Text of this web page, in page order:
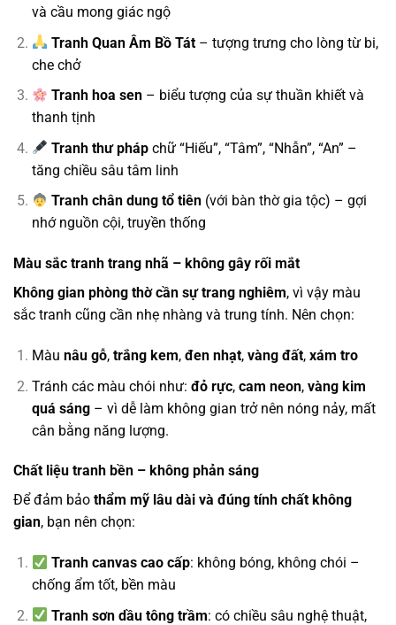
và cầu mong giác ngộ
Tranh Quan Âm Bồ Tát – tượng trưng cho lòng từ bi,
che chở
Tranh hoa sen – biểu tượng của sự thuần khiết và
thanh tịnh
Tranh thư pháp chữ “Hiếu”, “Tâm”, “Nhẫn”, “An” –
tăng chiều sâu tâm linh
Tranh chân dung tổ tiên (với bàn thờ gia tộc) – gợi
nhớ nguồn cội, truyền thống
Màu sắc tranh trang nhã – không gây rối mắt
Không gian phòng thờ cần sự trang nghiêm, vì vậy màu
sắc tranh cũng cần nhẹ nhàng và trung tính. Nên chọn:
Màu nâu gỗ, trắng kem, đen nhạt, vàng đất, xám tro
Tránh các màu chói như: đỏ rực, cam neon, vàng kim
quá sáng– vì dễ làm không gian trở nên nóng nảy, mất
cân bằng năng lượng.
Chất liệu tranh bền – không phản sáng
Để đảm bảo thẩm mỹ lâu dài và đúng tính chất không
gian, bạn nên chọn:
Tranh canvas cao cấp: không bóng, không chói –
chống ẩm tốt, bền màu
Tranh sơn dầu tông trầm: có chiều sâu nghệ thuật,